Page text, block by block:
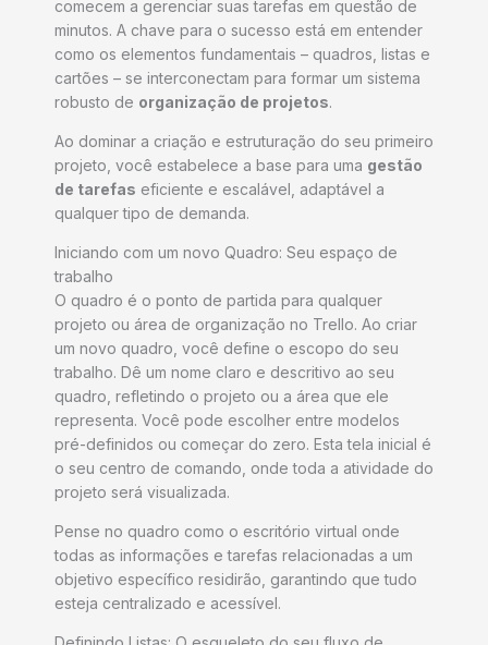
comecem a gerenciar suas tarefas em questão de
minutos. A chave para o sucesso está em entender
como os elementos fundamentais – quadros, listas e
cartões – se interconectam para formar um sistema
robusto de organização de projetos.
Ao dominar a criação e estruturação do seu primeiro
projeto, você estabelece a base para uma gestão
de tarefas eficiente e escalável, adaptável a
qualquer tipo de demanda.
Iniciando com um novo Quadro: Seu espaço de
trabalho
O quadro é o ponto de partida para qualquer
projeto ou área de organização no Trello. Ao criar
um novo quadro, você define o escopo do seu
trabalho. Dê um nome claro e descritivo ao seu
quadro, refletindo o projeto ou a área que ele
representa. Você pode escolher entre modelos
pré-definidos ou começar do zero. Esta tela inicial é
o seu centro de comando, onde toda a atividade do
projeto será visualizada.
Pense no quadro como o escritório virtual onde
todas as informações e tarefas relacionadas a um
objetivo específico residirão, garantindo que tudo
esteja centralizado e acessível.